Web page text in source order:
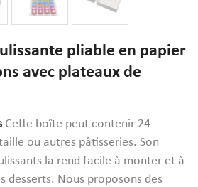
pliable en papier
avec plateaux de
Cette boîte peut contenir 24
ou autres pâtisseries. Son
la rend facile à monter et à
desserts. Nous proposons des